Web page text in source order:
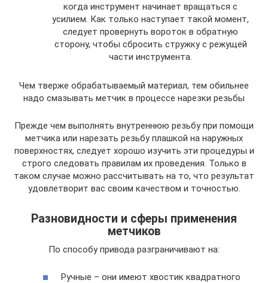
когда инструмент начинает вращаться с
усилием. Как только наступает такой момент,
следует провернуть вороток в обратную
сторону, чтобы сбросить стружку с режущей
части инструмента.
Чем тверже обрабатываемый материал, тем обильнее
надо смазывать метчик в процессе нарезки резьбы
Прежде чем выполнять внутреннюю резьбу при помощи
метчика или нарезать резьбу плашкой на наружных
поверхностях, следует хорошо изучить эти процедуры и
строго следовать правилам их проведения. Только в
таком случае можно рассчитывать на то, что результат
удовлетворит вас своим качеством и точностью.
Разновидности и сферы применения
метчиков
По способу привода разграничивают на:
Ручные – они имеют хвостик квадратного